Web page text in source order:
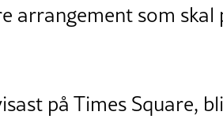
arrangement som
på Times Square,